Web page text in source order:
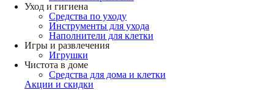
Уход и гигиена
Средства по уходу
Инструменты для ухода
Наполнители для клетки
Игры и развлечения
Игрушки
Чистота в доме
Средства для дома и клетки
Акции и скидки